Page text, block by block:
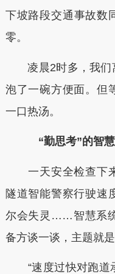
下坡路段交通事故数
零。
凌晨2时多，我们
泡了一碗方便面。但
一口热汤。
“勤思考”的智
一天安全检查下来
隧道智能警察行驶速
尔会失灵……智慧系
备方谈一谈，主题就
“速度过快对跑道